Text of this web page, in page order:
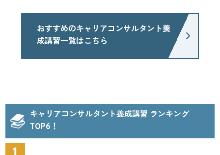
おすすめのキャリアコンサルタント養
成講習一覧はこちら
キャリアコンサルタント養成講習 ランキング
TOP6！